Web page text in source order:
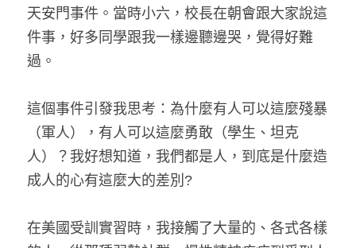
天安門事件。當時小六，校長在朝會跟大家說這
件事，好多同學跟我一樣邊聽邊哭，覺得好難
過。
這個事件引發我思考：為什麼有人可以這麼殘暴
（軍人），有人可以這麼勇敢（學生、坦克
人）？我好想知道，我們都是人，到底是什麼造
成人的心有這麼大的差別?
在美國受訓實習時，我接觸了大量的、各式各樣